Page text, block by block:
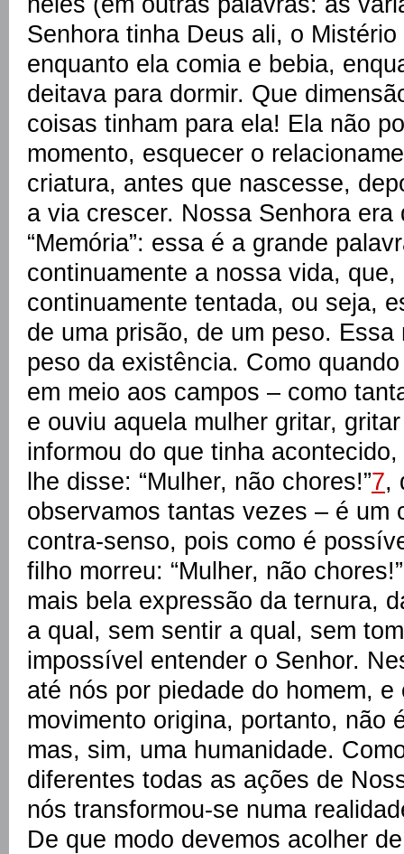
Senhora tinha Deus ali, o
enquanto ela comia e bebia,
deitava para dormir. Que
coisas tinham para ela! Ela não
momento, esquecer o
criatura, antes que nascesse,
a via crescer. Nossa Senhora era
“Memória”: essa é a grande
continuamente a nossa vida,
continuamente tentada, ou seja,
de uma prisão, de um peso.
peso da existência. Como
em meio aos campos – como
e ouviu aquela mulher gritar,
informou do que tinha
lhe disse: “Mulher, não chores!”7,
observamos tantas vezes – é um
contra-senso, pois como é
filho morreu: “Mulher, não
mais bela expressão da ternura,
a qual, sem sentir a qual, sem
impossível entender o Senhor.
até nós por piedade do homem,
movimento origina, portanto, não
mas, sim, uma humanidade.
diferentes todas as ações de
nós transformou-se numa
De que modo devemos acolher